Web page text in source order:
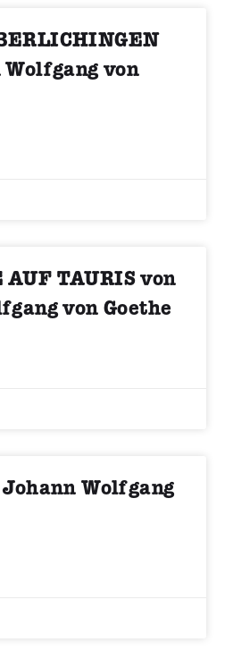
von
TAURIS von
von Goethe
Wolfgang